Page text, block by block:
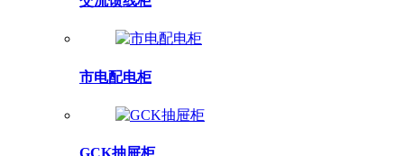
市电配电柜